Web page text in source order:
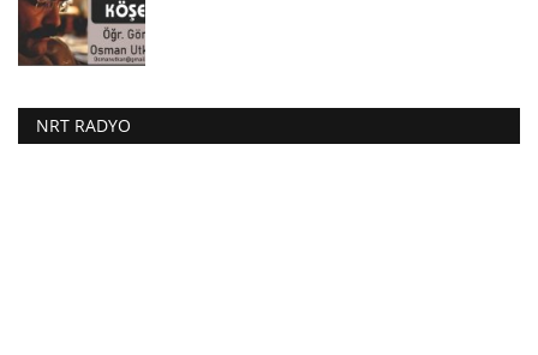
NRT RADYO